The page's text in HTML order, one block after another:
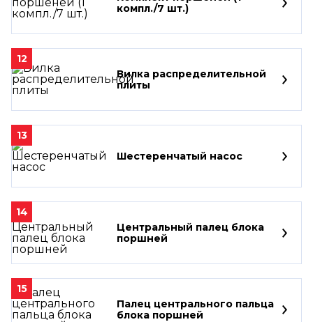
компл./7 шт.)
12
Вилка распределительной
плиты
13
Шестеренчатый насос
14
Центральный палец блока
поршней
15
Палец центрального пальца
блока поршней